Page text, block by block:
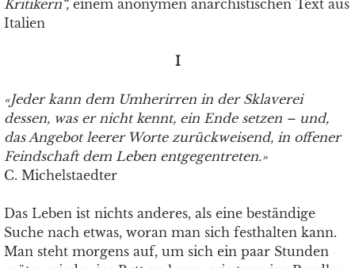
Kritikern“, einem anonymen anarchistischen Text aus
Italien
I
«Jeder kann dem Umherirren in der Sklaverei
dessen, was er nicht kennt, ein Ende setzen – und,
das Angebot leerer Worte zurückweisend, in offener
Feindschaft dem Leben entgegentreten.»
C. Michelstaedter
Das Leben ist nichts anderes, als eine beständige
Suche nach etwas, woran man sich festhalten kann.
Man steht morgens auf, um sich ein paar Stunden